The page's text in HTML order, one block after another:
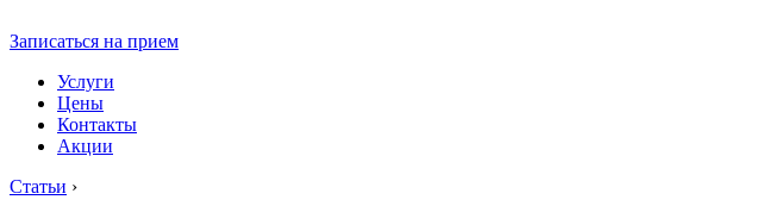
Записаться на прием
Услуги
Цены
Контакты
Акции
Статьи ›